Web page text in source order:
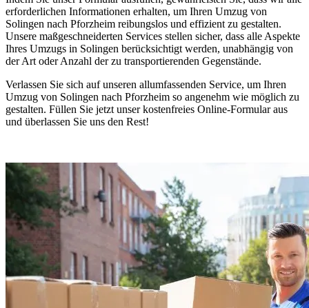
erforderlichen Informationen erhalten, um Ihren Umzug von
Solingen nach Pforzheim reibungslos und effizient zu gestalten.
Unsere maßgeschneiderten Services stellen sicher, dass alle Aspekte
Ihres Umzugs in Solingen berücksichtigt werden, unabhängig von
der Art oder Anzahl der zu transportierenden Gegenstände.
Verlassen Sie sich auf unseren allumfassenden Service, um Ihren
Umzug von Solingen nach Pforzheim so angenehm wie möglich zu
gestalten. Füllen Sie jetzt unser kostenfreies Online-Formular aus
und überlassen Sie uns den Rest!